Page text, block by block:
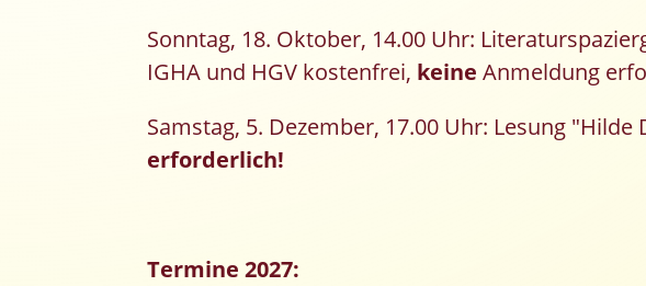
Sonntag, 18. Oktober, 14.00 Uhr:
IGHA und HGV kostenfrei, keine Anmeldung
Samstag, 5. Dezember, 17.00 Uhr: Lesung
erforderlich!
Termine 2027: